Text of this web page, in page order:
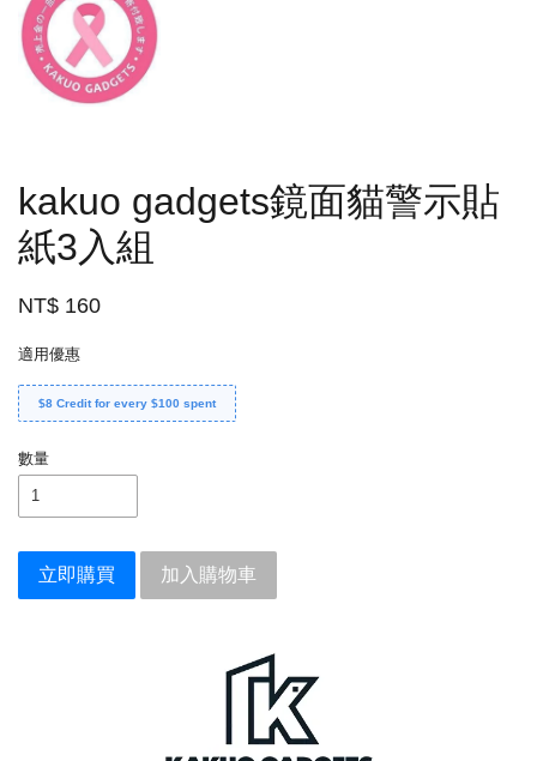
kakuo gadgets鏡面貓警示貼
紙3入組
NT$ 160
適用優惠
$8 Credit for every $100 spent
數量
立即購買 加入購物車